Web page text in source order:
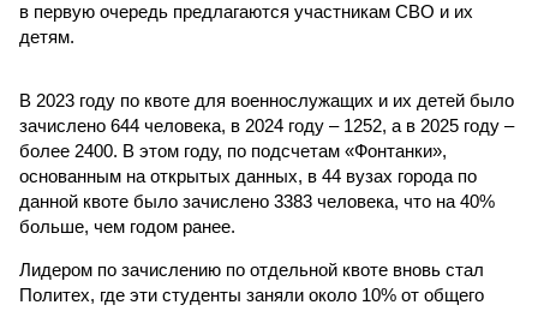
в первую очередь предлагаются участникам СВО и их
детям.
В 2023 году по квоте для военнослужащих и их детей было
зачислено 644 человека, в 2024 году – 1252, а в 2025 году –
более 2400. В этом году, по подсчетам «Фонтанки»,
основанным на открытых данных, в 44 вузах города по
данной квоте было зачислено 3383 человека, что на 40%
больше, чем годом ранее.
Лидером по зачислению по отдельной квоте вновь стал
Политех, где эти студенты заняли около 10% от общего